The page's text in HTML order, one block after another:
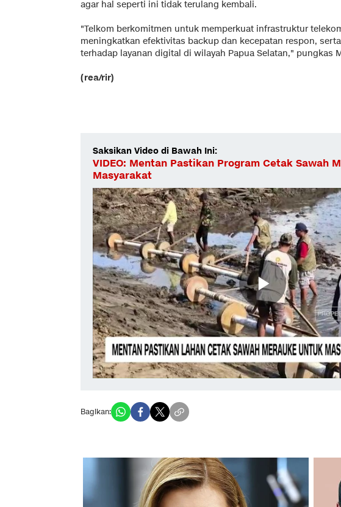
agar hal seperti ini tidak terulang kembali.
"Telkom berkomitmen untuk memperkuat infrastruktur
meningkatkan efektivitas backup dan kecepatan respon,
terhadap layanan digital di wilayah Papua Selatan," pungkas
(rea/rir)
Saksikan Video di Bawah Ini:
VIDEO: Mentan Pastikan Program Cetak Sawah
Masyarakat
Bagikan: